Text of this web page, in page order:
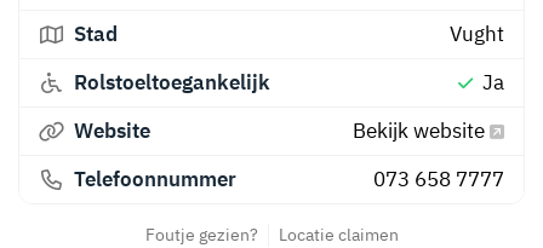
Stad
Vught
Rolstoeltoegankelijk
Ja
Website
Bekijk website
Telefoonnummer
073 658 7777
Foutje gezien? Locatie claimen